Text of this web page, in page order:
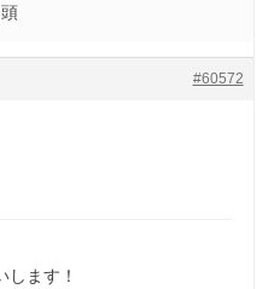
#60572
します！